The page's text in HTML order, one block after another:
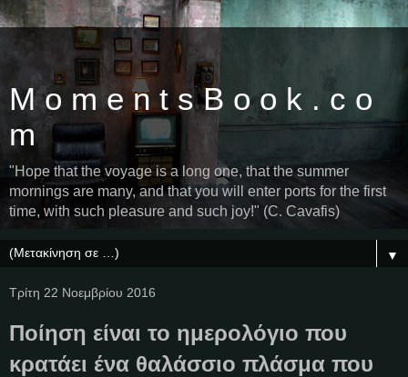
M o m e n t s B o o k . c o
m
"Hope that the voyage is a long one, that the summer
mornings are many, and that you will enter ports for the first
time, with such pleasure and such joy!" (C. Cavafis)
▼
Τρίτη 22 Νοεμβρίου 2016
Ποίηση είναι το ημερολόγιο που
κρατάει ένα θαλάσσιο πλάσμα που